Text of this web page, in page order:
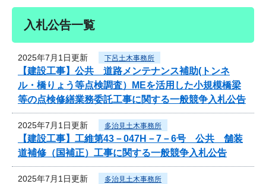
入札公告一覧
2025年7月1日更新 下呂土木事務所
【建設工事】公共 道路メンテナンス補助(トンネ
ル・橋りょう等点検調査）MEを活用した小規模橋梁
等の点検修繕業務委託工事に関する一般競争入札公告
2025年7月1日更新 多治見土木事務所
【建設工事】工維第43－047H－7－6号 公共 舗装
道補修（国補正）工事に関する一般競争入札公告
2025年7月1日更新 多治見土木事務所